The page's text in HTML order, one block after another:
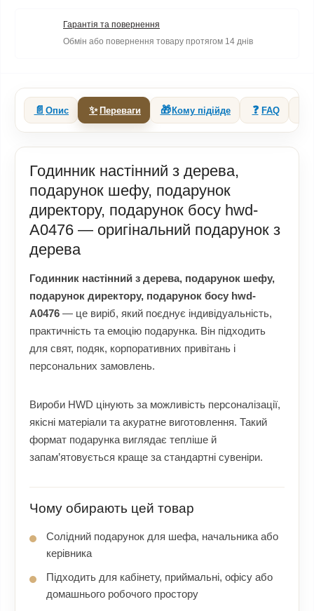
Гарантія та повернення
Обмін або повернення товару протягом 14 днів
📄 Опис ✨ Переваги 🎁Кому підійде ❓ FAQ
Годинник настінний з дерева,
подарунок шефу, подарунок
директору, подарунок босу hwd-
A0476 — оригінальний подарунок з
дерева
Годинник настінний з дерева, подарунок шефу,
подарунок директору, подарунок босу hwd-
A0476 — це виріб, який поєднує індивідуальність,
практичність та емоцію подарунка. Він підходить
для свят, подяк, корпоративних привітань і
персональних замовлень.
Вироби HWD цінують за можливість персоналізації,
якісні матеріали та акуратне виготовлення. Такий
формат подарунка виглядає тепліше й
запам’ятовується краще за стандартні сувеніри.
Чому обирають цей товар
Солідний подарунок для шефа, начальника або
керівника
Підходить для кабінету, приймальні, офісу або
домашнього робочого простору